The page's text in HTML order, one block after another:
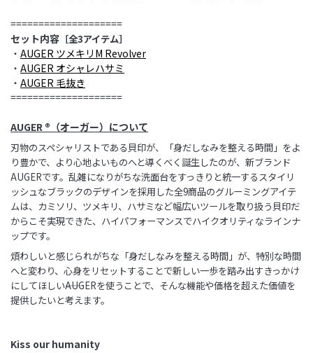
====================
セット内容 ［全3アイテム］
・ AUGER ツメキリM Revolver
・ AUGER オシャレハサミ
・ AUGER 毛抜き
====================
AUGER ®（オーガー）について
刃物のスペシャリストである貝印が、「身だしなみを整える時間」をよ
り豊かで、より心地よいものへと導くべく 誕生したのが、新ブランド
AUGERです。乱雑になりがちな洗面台をすっきりと統一するスタイリ
ッシュなブラックのデザインを採用した全9商品のグルーミングアイテ
ムは、カミソリ、ツメキリ、ハサミなど幅広いツールを取り扱う貝印だ
からこそ実現できた、ハイパフォーマンスでハイクオリティなラインナ
ップです。
煩わしいと感じられがちな「身だしなみを整える時間」が、特別な時間
へと変わり、心身をリセットすることで新しい一歩を踏み出すきっかけ
にしてほしい――AUGERを使うことで、そんな機能や価格を超えた価値を
提供したいと考えます。
Kiss our humanity